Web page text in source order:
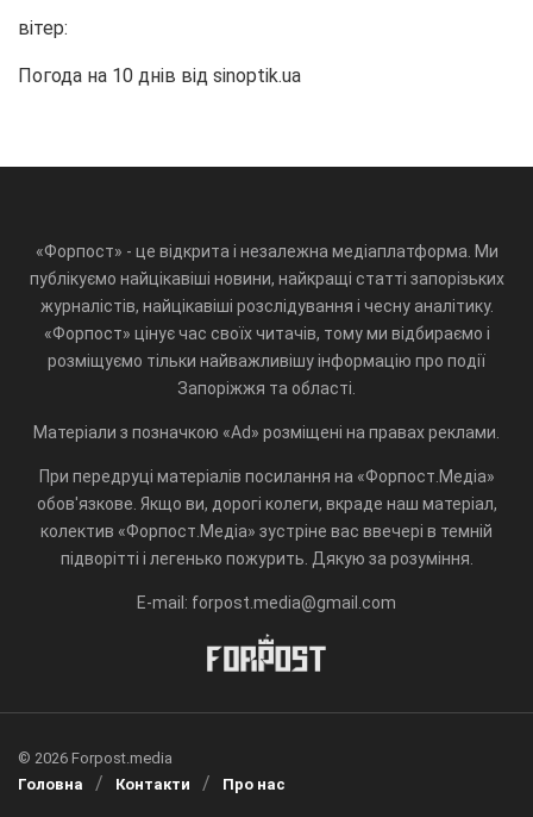
вітер:
Погода на 10 днів від sinoptik.ua
«Форпост» - це відкрита і незалежна медіаплатформа. Ми
публікуємо найцікавіші новини, найкращі статті запорізьких
журналістів, найцікавіші розслідування і чесну аналітику.
«Форпост» цінує час своїх читачів, тому ми відбираємо і
розміщуємо тільки найважливішу інформацію про події
Запоріжжя та області.
Матеріали з позначкою «Ad» розміщені на правах реклами.
При передруці матеріалів посилання на «Форпост.Медіа»
обов'язкове. Якщо ви, дорогі колеги, вкраде наш матеріал,
колектив «Форпост.Медіа» зустріне вас ввечері в темній
підворітті і легенько пожурить. Дякую за розуміння.
E-mail: forpost.media@gmail.com
© 2026 Forpost.media
Головна
Контакти Про нас